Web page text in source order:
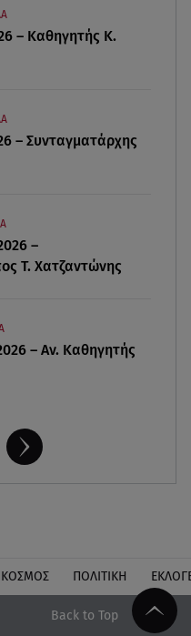
- Τι λέει η
ήταν το
συνέβη»
– Καθηγητής Κ.
– Συνταγματάρχης
–
Τ. Χατζαντώνης
– Αν. Καθηγητής
ΚΟΣΜΟΣ ΠΟΛΙΤΙΚΗ
Back to Top